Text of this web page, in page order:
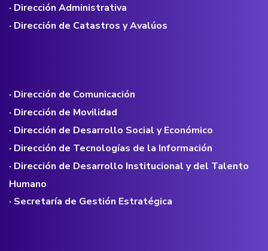
· Dirección Administrativa
· Dirección de Catastros y Avalúos
· Dirección de Comunicación
· Dirección de Movilidad
· Dirección de Desarrollo Social y Económico
· Dirección de Tecnologías de la Información
· Dirección de Desarrollo Institucional y del Talento
Humano
· Secretaría de Gestión Estratégica